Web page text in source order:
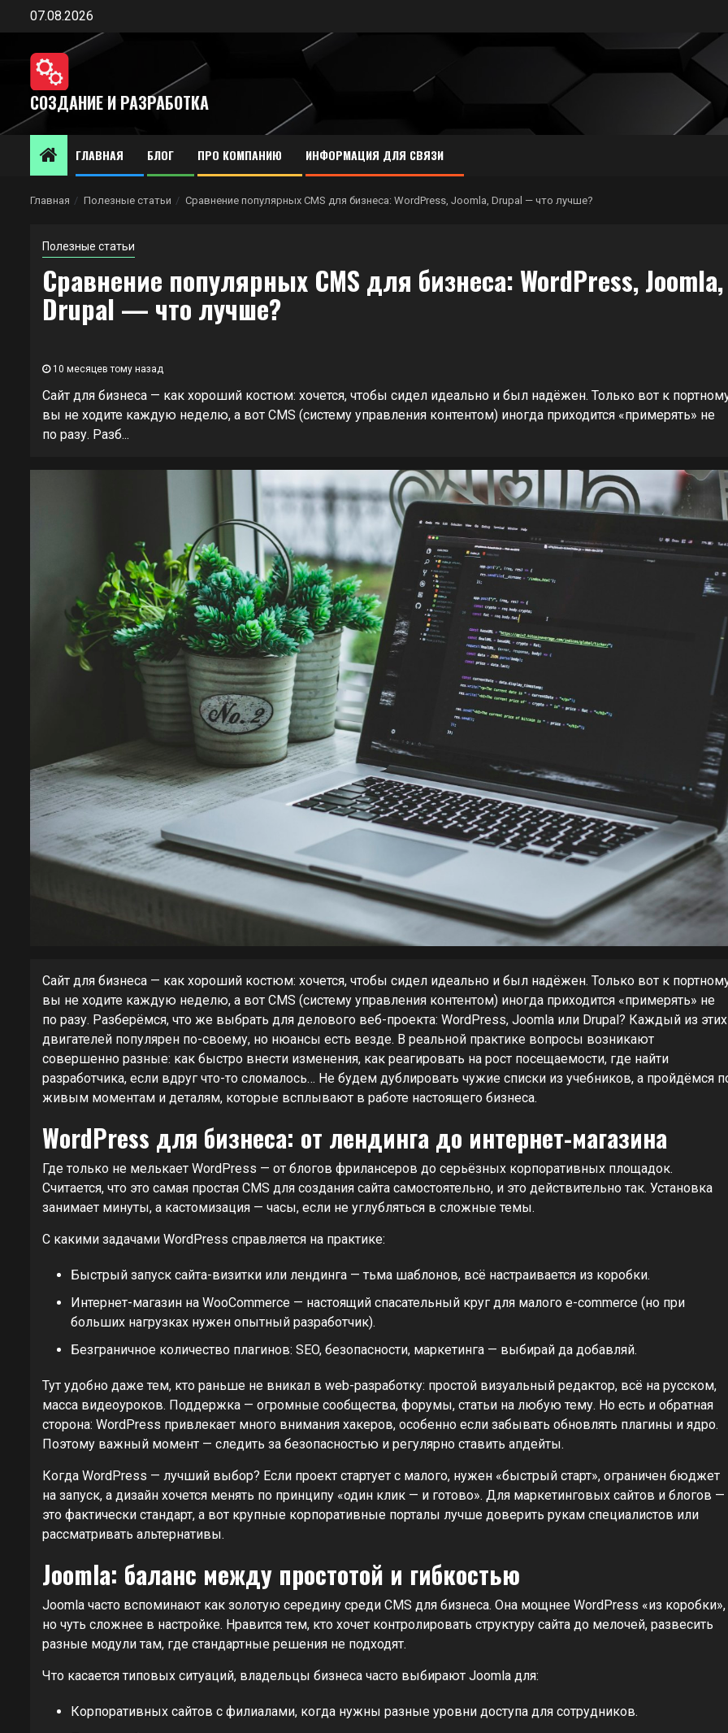
Перейти
содержимому
07.08.2026
СОЗДАНИЕ И РАЗРАБОТКА
ГЛАВНАЯ БЛОГ ПРО КОМПАНИЮ ИНФОРМАЦИЯ ДЛЯ СВЯЗИ
Главная Полезные статьи Сравнение популярных CMS для бизнеса: WordPress, Joomla, Drupal — что лучше?
Полезные статьи
Сравнение популярных CMS для бизнеса: WordPress, Joomla,
Drupal — что лучше?
10 месяцев тому назад
Сайт для бизнеса — как хороший костюм: хочется, чтобы сидел идеально и был надёжен. Только вот к
вы не ходите каждую неделю, а вот CMS (систему управления контентом) иногда приходится «примерять» не
по разу. Разб...
Сайт для бизнеса — как хороший костюм: хочется, чтобы сидел идеально и был надёжен. Только вот к
вы не ходите каждую неделю, а вот CMS (систему управления контентом) иногда приходится «примерять» не
по разу. Разберёмся, что же выбрать для делового веб-проекта: WordPress, Joomla или Drupal? Каждый из этих
двигателей популярен по-своему, но нюансы есть везде. В реальной практике вопросы возникают
совершенно разные: как быстро внести изменения, как реагировать на рост посещаемости, где найти
разработчика, если вдруг что-то сломалось… Не будем дублировать чужие списки из учебников, а пройдёмся
живым моментам и деталям, которые всплывают в работе настоящего бизнеса.
WordPress для бизнеса: от лендинга до интернет-магазина
Где только не мелькает WordPress — от блогов фрилансеров до серьёзных корпоративных площадок.
Считается, что это самая простая CMS для создания сайта самостоятельно, и это действительно так. Установка
занимает минуты, а кастомизация — часы, если не углубляться в сложные темы.
С какими задачами WordPress справляется на практике:
Быстрый запуск сайта-визитки или лендинга — тьма шаблонов, всё настраивается из коробки.
Интернет-магазин на WooCommerce — настоящий спасательный круг для малого e-commerce (но при
больших нагрузках нужен опытный разработчик).
Безграничное количество плагинов: SEO, безопасности, маркетинга — выбирай да добавляй.
Тут удобно даже тем, кто раньше не вникал в web-разработку: простой визуальный редактор, всё на русском,
масса видеоуроков. Поддержка — огромные сообщества, форумы, статьи на любую тему. Но есть и обратная
сторона: WordPress привлекает много внимания хакеров, особенно если забывать обновлять плагины и ядро.
Поэтому важный момент — следить за безопасностью и регулярно ставить апдейты.
Когда WordPress — лучший выбор? Если проект стартует с малого, нужен «быстрый старт», ограничен бюджет
на запуск, а дизайн хочется менять по принципу «один клик — и готово». Для маркетинговых сайтов и блогов —
это фактически стандарт, а вот крупные корпоративные порталы лучше доверить рукам специалистов или
рассматривать альтернативы.
Joomla: баланс между простотой и гибкостью
Joomla часто вспоминают как золотую середину среди CMS для бизнеса. Она мощнее WordPress «из коробки»,
но чуть сложнее в настройке. Нравится тем, кто хочет контролировать структуру сайта до мелочей, развесить
разные модули там, где стандартные решения не подходят.
Что касается типовых ситуаций, владельцы бизнеса часто выбирают Joomla для:
Корпоративных сайтов с филиалами, когда нужны разные уровни доступа для сотрудников.